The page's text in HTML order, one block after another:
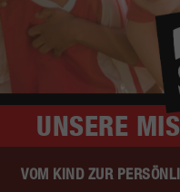
UNSERE
VOM KIND ZUR